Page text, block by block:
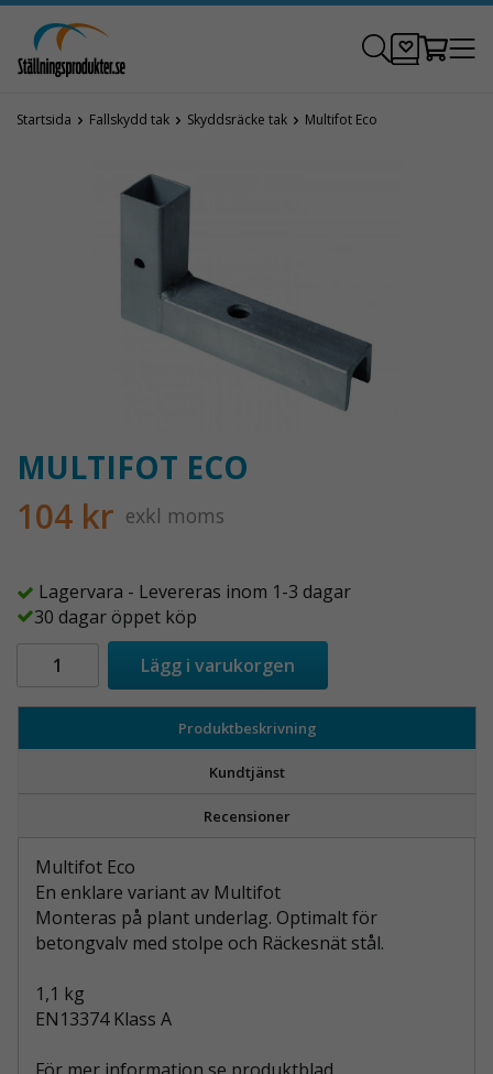
Startsida Fallskydd tak Skyddsräcke tak Multifot Eco
MULTIFOT ECO
104 kr exkl moms
Lagervara - Levereras inom 1-3 dagar
30 dagar öppet köp
Lägg i varukorgen
Produktbeskrivning
Kundtjänst
Recensioner
Multifot Eco
En enklare variant av Multifot
Monteras på plant underlag. Optimalt för
betongvalv med stolpe och Räckesnät stål.
1,1 kg
EN13374 Klass A